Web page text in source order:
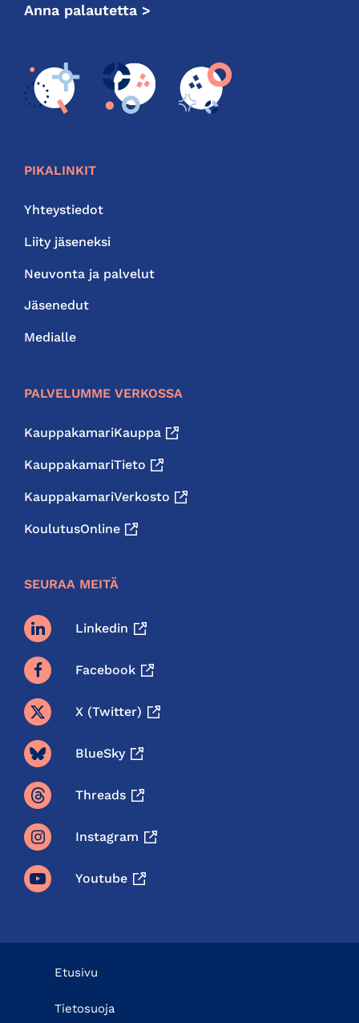
Anna palautetta >
PIKALINKIT
Yhteystiedot
Liity jäseneksi
Neuvonta ja palvelut
Jäsenedut
Medialle
PALVELUMME VERKOSSA
KauppakamariKauppa
KauppakamariTieto
KauppakamariVerkosto
KoulutusOnline
SEURAA MEITÄ
Linkedin
Facebook
X (twitter)
BlueSky
Threads
Instagram
Youtube
Etusivu
Tietosuoja